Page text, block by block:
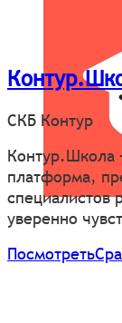
СКБ Контур
Контур.Школа
платформа,
специалистов
уверенно
Посмотреть